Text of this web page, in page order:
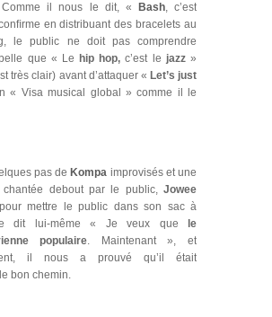
Comme il nous le dit, «
Bash, c’est
en distribuant des bracelets au
le public ne doit pas comprendre
que « Le hip hop,c’est le jazz»
très clair) avant d’attaquer « Let’s just
« Visa musical global » comme il le
pas de Kompa improvisés et une
chantée debout par le public, Jowee
mettre le public dans son sac à
dit lui-même « Je veux que
le
populaire. Maintenant », et
il nous a prouvé qu’il était
bon chemin.